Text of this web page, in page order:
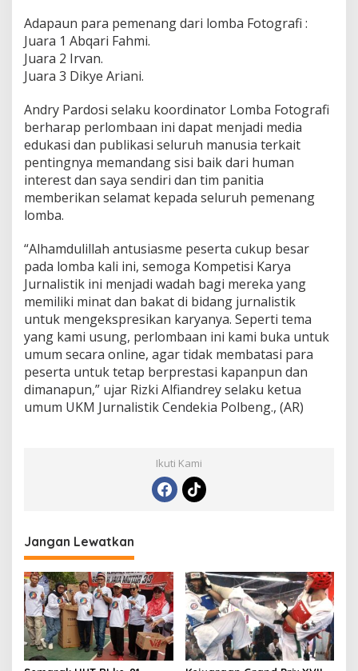
Adapaun para pemenang dari lomba Fotografi :
Juara 1 Abqari Fahmi.
Juara 2 Irvan.
Juara 3 Dikye Ariani.
Andry Pardosi selaku koordinator Lomba Fotografi
berharap perlombaan ini dapat menjadi media
edukasi dan publikasi seluruh manusia terkait
pentingnya memandang sisi baik dari human
interest dan saya sendiri dan tim panitia
memberikan selamat kepada seluruh pemenang
lomba.
“Alhamdulillah antusiasme peserta cukup besar
pada lomba kali ini, semoga Kompetisi Karya
Jurnalistik ini menjadi wadah bagi mereka yang
memiliki minat dan bakat di bidang jurnalistik
untuk mengekspresikan karyanya. Seperti tema
yang kami usung, perlombaan ini kami buka untuk
umum secara online, agar tidak membatasi para
peserta untuk tetap berprestasi kapanpun dan
dimanapun,” ujar Rizki Alfiandrey selaku ketua
umum UKM Jurnalistik Cendekia Polbeng., (AR)
Ikuti Kami
Jangan Lewatkan